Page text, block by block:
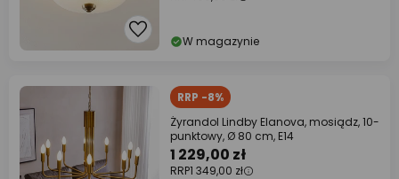
W magazynie
RRP -8%
Żyrandol Lindby Elanova, mosiądz, 10-
punktowy, Ø 80 cm, E14
1 229,00 zł
RRP1 349,00 zł